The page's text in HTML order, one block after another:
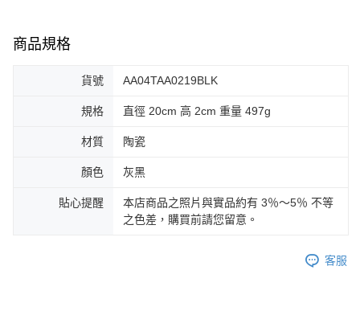
商品規格
貨號 AA04TAA0219BLK
規格 直徑 20cm 高 2cm 重量 497g
材質 陶瓷
顏色 灰黑
貼心提醒
本店商品之照片與實品約有 3％～5％ 不等
之色差，購買前請您留意。
客服